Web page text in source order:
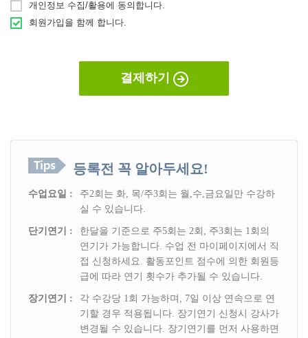
호를 위해 어떠한 조치가 취해지고 있는지 알려드립니다.
- 회사는 개인정보처리방침을 개정하는 경우 웹사이트 공지사항
ο 본 방침은 : 2005 년 08 월 01일 부터 시행됩니다.
2. 개인정보의 수집·이용 목적
- 회사는 수집한 개인정보를 다음의 목적을 위해 활용합니다.
ο 서비스 제공에 관한 계약 이행 및 서비스 제공에 따른 요금정산
콘텐츠 제공 , 물품배송 또는 청구지 등 발송
ο 회원제 서비스 이용에 따른 본인확인, 개인식별, 불량회원의 부
정 이용방지와 비인가 사용 방지, 가입 의사 확인, 연령확인, 만14
세 미만 아동 개인정보 수집 시 법정 대리인 동의여부 확인, 불만
개인정보 수집/활용에 동의합니다.
회원가입을 함께 합니다.
결제하기
등록전 꼭 알아두세요!
수업요일 :
주2회는 화, 목/주3회는 월,수,금요일만 수강하
실 수 있습니다.
단기연기 :
한달을 기준으로 주5회는 2회, 주3회는 1회의
연기가 가능합니다. 수업 전 마이페이지에서 직
접 신청하세요. 활동포인트 점수에 의한 회원등
급에 따라 연기 횟수가 추가될 수 있습니다.
장기연기 :
각 수강당 1회 가능하며, 7일 이상 연속으로 연
기할 경우 적용됩니다. 장기연기 신청시 강사가
변경될 수 있습니다. 장기연기를 먼저 사용하면